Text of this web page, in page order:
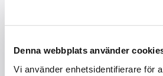
Denna webbplats använder
Vi använder enhetsidentifierare för